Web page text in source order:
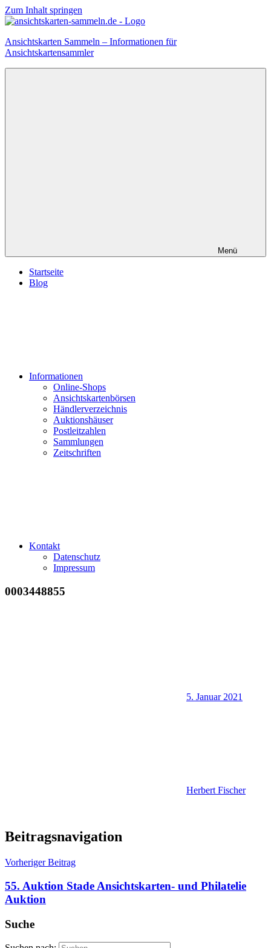
Zum Inhalt springen
Ansichtskarten Sammeln – Informationen für
Ansichtskartensammler
Menü
Startseite
Blog
Informationen
Online-Shops
Ansichtskartenbörsen
Händlerverzeichnis
Auktionshäuser
Postleitzahlen
Sammlungen
Zeitschriften
Kontakt
Datenschutz
Impressum
0003448855
5. Januar 2021
Herbert Fischer
Beitragsnavigation
Vorheriger Beitrag
55. Auktion Stade Ansichtskarten- und Philatelie
Auktion
Suche